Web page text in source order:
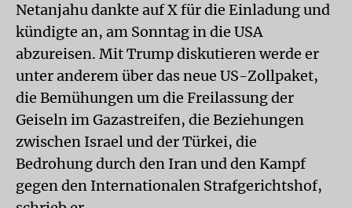
Netanjahu dankte auf X für die Einladung und
kündigte an, am Sonntag in die USA
abzureisen. Mit Trump diskutieren werde er
unter anderem über das neue US-Zollpaket,
die Bemühungen um die Freilassung der
Geiseln im Gazastreifen, die Beziehungen
zwischen Israel und der Türkei, die
Bedrohung durch den Iran und den Kampf
gegen den Internationalen Strafgerichtshof,